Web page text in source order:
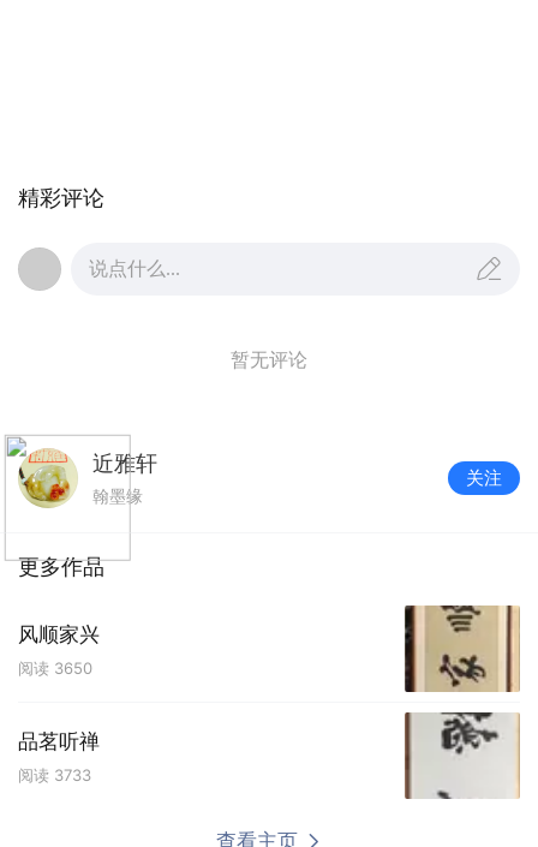
精彩评论
说点什么...
暂无评论
近雅轩
翰墨缘
关注
更多作品
风顺家兴
阅读 3650
品茗听禅
阅读 3733
查看主页